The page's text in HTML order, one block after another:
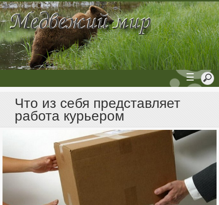
☰
Что из себя представляет
работа курьером